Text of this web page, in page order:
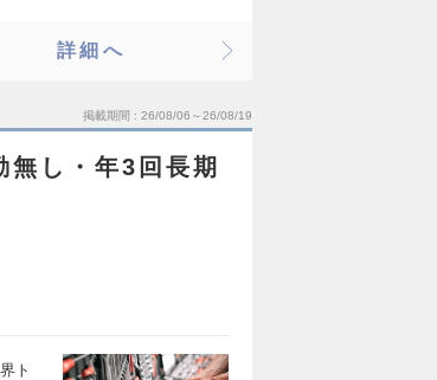
詳細へ
掲載期間 26/08/06～26/08/19
無し・年3回長期
ト